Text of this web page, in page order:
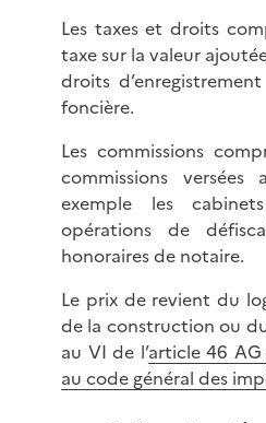
Les taxes et droits
taxe sur la valeur
droits
foncière.
Les commissions
commissions versées
exemple les
opérations de
honoraires de notaire.
Le prix de revient du
de la construction ou
au VI de l’article 46 AG
au code général des